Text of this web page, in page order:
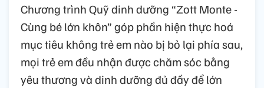
Chương trình Quỹ dinh dưỡng “Zott Monte -
Cùng bé lớn khôn” góp phần hiện thực hoá
mục tiêu không trẻ em nào bị bỏ lại phía sau,
mọi trẻ em đều nhận được chăm sóc bằng
yêu thương và dinh dưỡng đủ đầy để lớn